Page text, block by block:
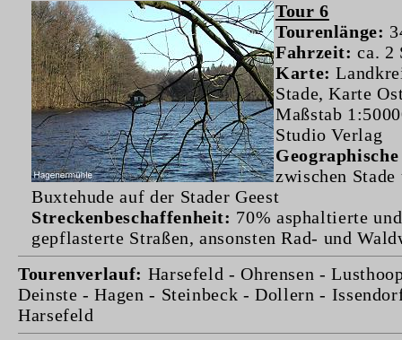
Tour 6
Tourenlänge:
Fahrzeit: ca. 2
Karte:
Stade, Karte
Maßstab
Studio Verlag
zwischen Stade
Buxtehude auf der Stader Geest
Streckenbeschaffenheit: 70% asphaltierte und
gepflasterte Straßen, ansonsten Rad- und
Tourenverlauf: Harsefeld - Ohrensen -
Deinste - Hagen - Steinbeck - Dollern -
Harsefeld